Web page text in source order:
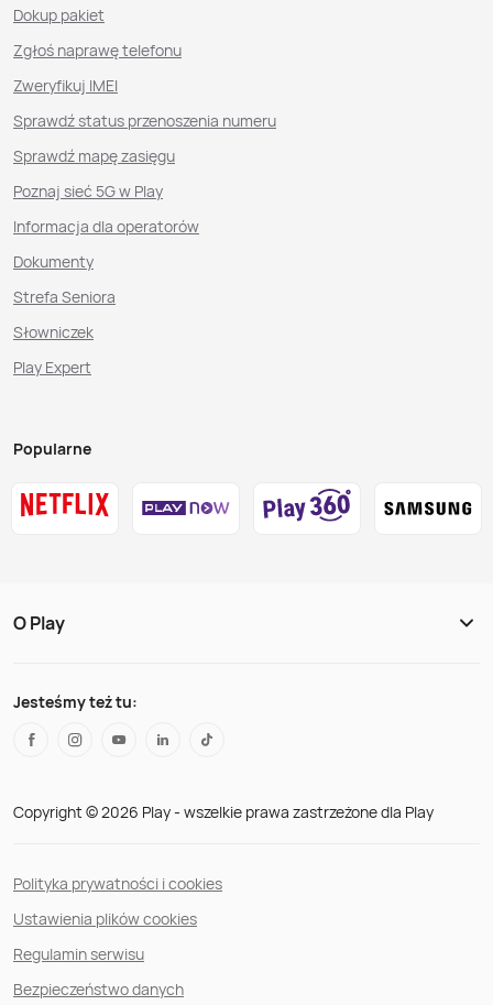
Dokup pakiet
Zgłoś naprawę telefonu
Zweryfikuj IMEI
Sprawdź status przenoszenia numeru
Sprawdź mapę zasięgu
Poznaj sieć 5G w Play
Informacja dla operatorów
Dokumenty
Strefa Seniora
Słowniczek
Play Expert
Popularne
O Play
Jesteśmy też tu:
Copyright © 2026 Play - wszelkie prawa zastrzeżone dla Play
Polityka prywatności i cookies
Ustawienia plików cookies
Regulamin serwisu
Bezpieczeństwo danych